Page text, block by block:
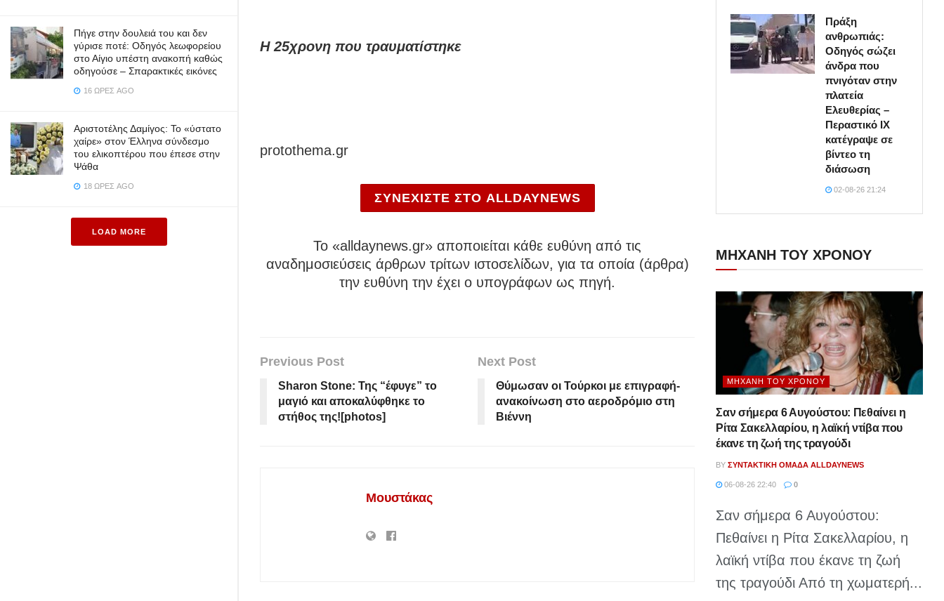
Πήγε στην δουλειά του και δεν
γύρισε ποτέ: Οδηγός λεωφορείου
στο Αίγιο υπέστη ανακοπή καθώς
οδηγούσε – Σπαρακτικές εικόνες
16 ΏΡΕΣ AGO
Αριστοτέλης Δαμίγος: Το «ύστατο
χαίρε» στον Έλληνα σύνδεσμο
του ελικοπτέρου που έπεσε στην
Ψάθα
18 ΏΡΕΣ AGO
LOAD MORE
Η 25χρονη που τραυματίστηκε
protothema.gr
ΣΥΝΕΧΙΣΤΕ ΣΤΟ ALLDAYNEWS
To «alldaynews.gr» αποποιείται κάθε ευθύνη από τις
αναδημοσιεύσεις άρθρων τρίτων ιστοσελίδων, για τα οποία (άρθρα)
την ευθύνη την έχει ο υπογράφων ως πηγή.
Previous Post
Sharon Stone: Της “έφυγε” το
μαγιό και αποκαλύφθηκε το
στήθος της![photos]
Next Post
Θύμωσαν οι Τούρκοι με επιγραφή-
ανακοίνωση στο αεροδρόμιο στη
Βιέννη
Μουστάκας
Πράξη
ανθρωπιάς:
Οδηγός σώζει
άνδρα που
πνιγόταν στην
πλατεία
Ελευθερίας –
Περαστικό ΙΧ
κατέγραψε σε
βίντεο τη
διάσωση
02-08-26 21:24
ΜΗΧΑΝΗ ΤΟΥ ΧΡΟΝΟΥ
ΜΗΧΑΝΉ ΤΟΥ ΧΡΌΝΟΥ
Σαν σήμερα 6 Αυγούστου: Πεθαίνει η
Ρίτα Σακελλαρίου, η λαϊκή ντίβα που
έκανε τη ζωή της τραγούδι
BY ΣΥΝΤΑΚΤΙΚΉ ΟΜΆΔΑ ALLDAYNEWS
06-08-26 22:40 0
Σαν σήμερα 6 Αυγούστου:
Πεθαίνει η Ρίτα Σακελλαρίου, η
λαϊκή ντίβα που έκανε τη ζωή
της τραγούδι Από τη χωματερή...